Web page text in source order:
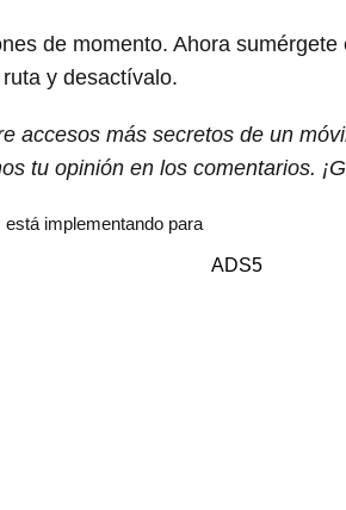
de momento. Ahora
y desactívalo.
accesos más secretos de un
tu opinión en los comentarios.
implementando para
ADS5